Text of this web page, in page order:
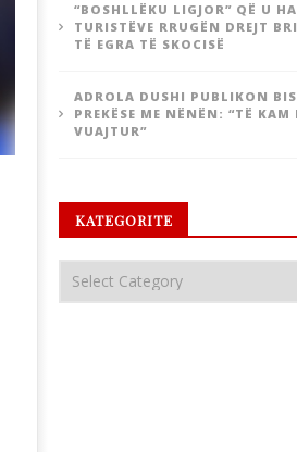
“BOSHLLËKU LIGJOR” QË U
TURISTËVE RRUGËN DREJT
TË EGRA TË SKOCISË
ADROLA DUSHI PUBLIKON
PREKËSE ME NËNËN: “TË KAM
VUAJTUR”
KATEGORITE